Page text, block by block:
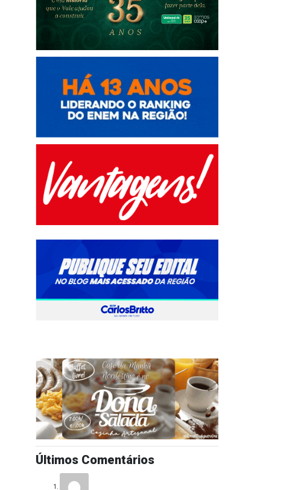
Últimos Comentários